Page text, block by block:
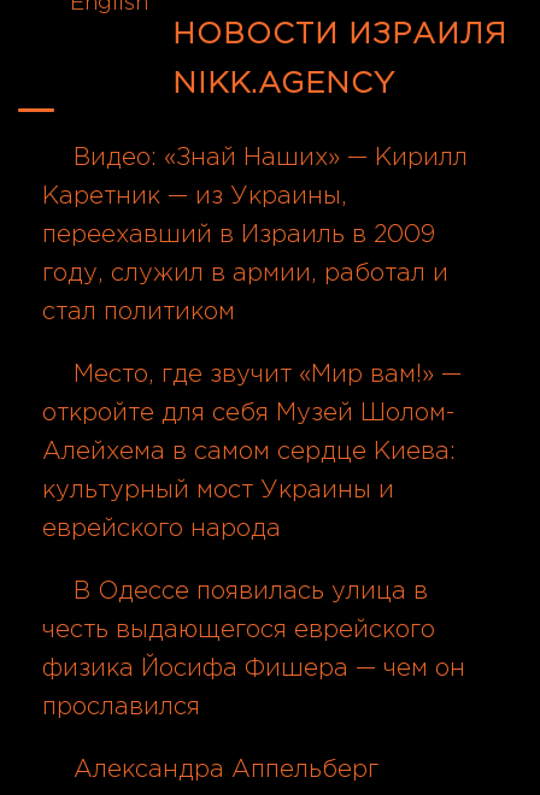
НОВОСТИ ИЗРАИЛЯ
NIKK.AGENCY
Видео: «Знай Наших» — Кирилл
Каретник — из Украины,
переехавший в Израиль в 2009
году, служил в армии, работал и
стал политиком
Место, где звучит «Мир вам!» —
откройте для себя Музей Шолом-
Алейхема в самом сердце Киева:
культурный мост Украины и
еврейского народа
В Одессе появилась улица в
честь выдающегося еврейского
физика Йосифа Фишера — чем он
прославился
Александра Аппельберг